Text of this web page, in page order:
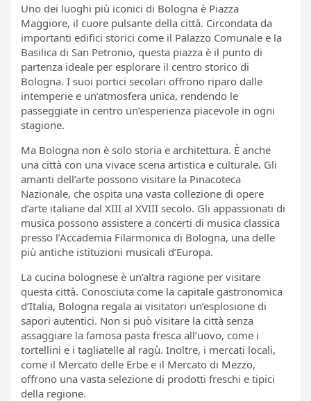
Uno dei luoghi più iconici di Bologna è Piazza
Maggiore, il cuore pulsante della città. Circondata da
importanti edifici storici come il Palazzo Comunale e la
Basilica di San Petronio, questa piazza è il punto di
partenza ideale per esplorare il centro storico di
Bologna. I suoi portici secolari offrono riparo dalle
intemperie e un’atmosfera unica, rendendo le
passeggiate in centro un’esperienza piacevole in ogni
stagione.
Ma Bologna non è solo storia e architettura. È anche
una città con una vivace scena artistica e culturale. Gli
amanti dell’arte possono visitare la Pinacoteca
Nazionale, che ospita una vasta collezione di opere
d’arte italiane dal XIII al XVIII secolo. Gli appassionati di
musica possono assistere a concerti di musica classica
presso l’Accademia Filarmonica di Bologna, una delle
più antiche istituzioni musicali d’Europa.
La cucina bolognese è un’altra ragione per visitare
questa città. Conosciuta come la capitale gastronomica
d’Italia, Bologna regala ai visitatori un’esplosione di
sapori autentici. Non si può visitare la città senza
assaggiare la famosa pasta fresca all’uovo, come i
tortellini e i tagliatelle al ragù. Inoltre, i mercati locali,
come il Mercato delle Erbe e il Mercato di Mezzo,
offrono una vasta selezione di prodotti freschi e tipici
della regione.